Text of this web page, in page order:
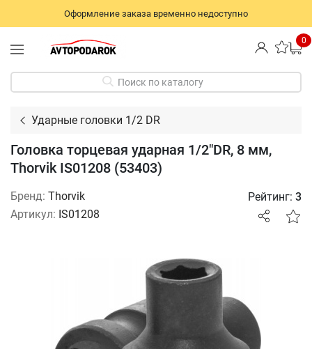
Оформление заказа временно недоступно
0
Поиск по каталогу
Ударные головки 1/2 DR
Головка торцевая ударная 1/2"DR, 8 мм,
Thorvik IS01208 (53403)
Бренд: Thorvik
Артикул: IS01208
Рейтинг: 3